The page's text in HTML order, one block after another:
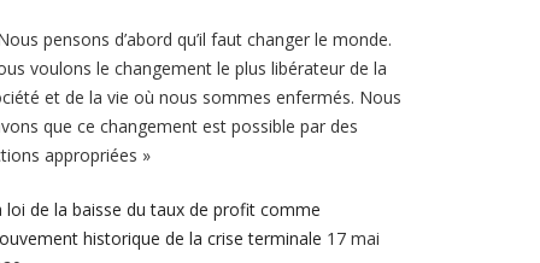
pensons d’abord qu’il faut changer le monde.
voulons le changement le plus libérateur de la
et de la vie où nous sommes enfermés. Nous
que ce changement est possible par des
appropriées »
loi de la baisse du taux de profit comme
historique de la crise terminale 17 mai